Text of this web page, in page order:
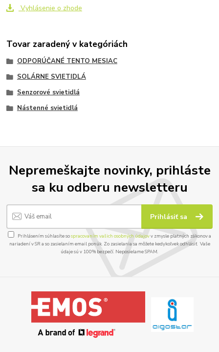
Vyhlásenie o zhode
Tovar zaradený v kategóriách
ODPORÚČANÉ TENTO MESIAC
SOLÁRNE SVIETIDLÁ
Senzorové svietidlá
Nástenné svietidlá
Nepremeškajte novinky, prihláste
sa ku odberu newsletteru
Prihlásiť sa
Prihlásením súhlasíte sospracovaním vašich osobných údajovv zmysle platných zákonov a
nariadení v SR a so zasielaním email ponúk. Zo zasielania sa môžete kedykoľvek odhlásiť. Vaše
údaje sú v 100% bezpečí. Neposielame SPAM.